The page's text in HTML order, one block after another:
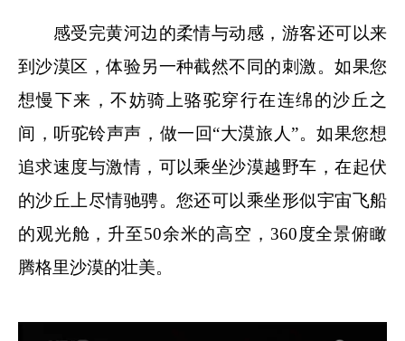
感受完黄河边的柔情与动感，游客还可以来
到沙漠区，体验另一种截然不同的刺激。如果您
想慢下来，不妨骑上骆驼穿行在连绵的沙丘之
间，听驼铃声声，做一回“大漠旅人”。如果您想
追求速度与激情，可以乘坐沙漠越野车，在起伏
的沙丘上尽情驰骋。您还可以乘坐形似宇宙飞船
的观光舱，升至50余米的高空，360度全景俯瞰
腾格里沙漠的壮美。